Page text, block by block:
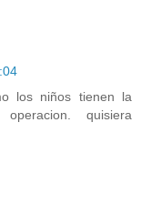
los niños tienen la
quisiera